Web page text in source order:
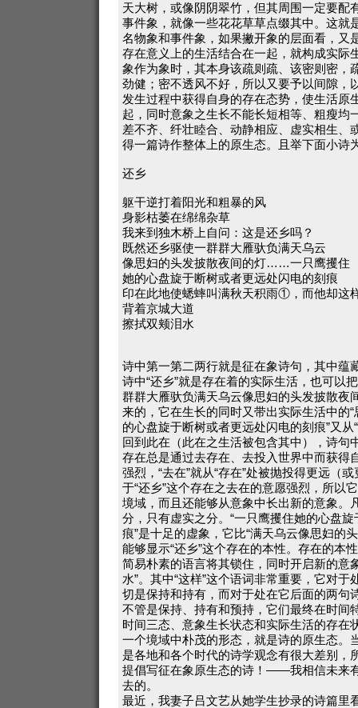
天大树，或像阴阴翠竹，但其周围一定要配
事件象，就像一些花花草草点缀其中。这就
名物象和事件象，如果撇开象的层面看，又
存在意义上的生活结合在一起，就构成实际
象作为象时，其本身该疏则疏、该密则密，
劲健；密不透风不好，所以又要予以间隙，
发生过程中获得自身的存在态势，使生活原
起，同时意象之生长不能长短相等、粗瘦均
差不齐、纤壮睦合、动静相应、虚实相生、
得一篇诗作整体上的原生态。且举下面小诗
还乡
躯干逆打着阳光和粗暴的风
身影枯萎在绵绵杂草
我来到独木桥上自问：这是还乡吗？
既然还乡驱使一群群大雁驮负满天乌云
像思妇的头发披散夜间的灯……一只鹰攫住
她的心盘旋于断树或者更远处闪电的刻痕
印在此地使蟋蟀叫满秋天积雨①，而他却这
背着京城大道
擦拭双颊泪水
诗中第一第二两行就是征在象诗句，其中蕴
诗中“还乡”就是存在着的实际生活，也可以
群群大雁驮负满天乌云像思妇的头发披散夜
来的，它在生长的同时又带出实际生活中的“
的心盘旋于断树或者更远处闪电的刻痕”又从
回到此在（此在之生活被包含其中），诗句
存在总是通过去存在、去投入世界中而获得
强烈，“去在”就从“存在”处被抛投得更远（
于“还乡”这个存在之去在的意愿强烈，所以
境域，而且还能够从意象中长出新的意象。
分，只有虚实之分。“一只鹰攫住她的心盘
痕”是十足的虚象，它比“满天乌云像思妇的
能够显示“还乡”这个存在的本性。存在的本
简易朴素的语言将其锁住，同时开启新的意
水”。其中“这样”这个语词非常重要，它对
切是保持和持有，而对于处在它后面的两句
不管是保持、持有和预持，它们最终在时间
时间三态、意象生长状态和实际生活的存在
一个境域中朴茂的形态，就是诗的原生态。
是各地和各个时代的诗学观念有很大差别，
提倡写征在象原生态的诗！——我相信未来
去的。
最近，我妻子吕文艺从她学生抄录的诗篇里